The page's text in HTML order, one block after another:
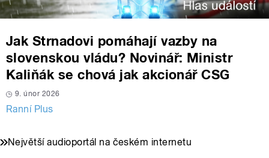
Jak Strnadovi pomáhají vazby na
slovenskou vládu? Novinář: Ministr
Kaliňák se chová jak akcionář CSG
9. únor 2026
Ranní Plus
Největší audioportál na českém internetu